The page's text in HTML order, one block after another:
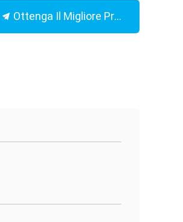
Ottenga Il Migliore Prezzo